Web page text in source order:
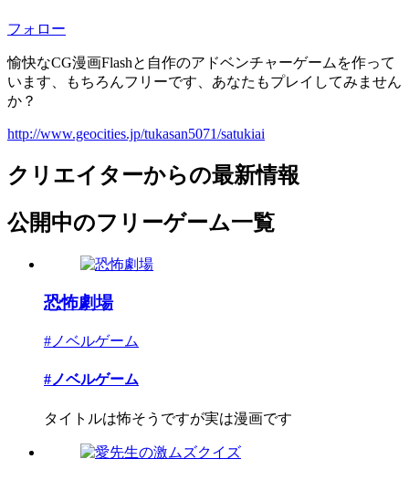
フォロー
愉快なCG漫画Flashと自作のアドベンチャーゲームを作って
います、もちろんフリーです、あなたもプレイしてみません
か？
http://www.geocities.jp/tukasan5071/satukiai
クリエイターからの最新情報
公開中のフリーゲーム一覧
恐怖劇場
#ノベルゲーム
#ノベルゲーム
タイトルは怖そうですが実は漫画です